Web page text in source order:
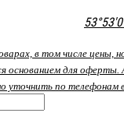
в том числе цены,
основанием для оферты.
уточнить по телефонам